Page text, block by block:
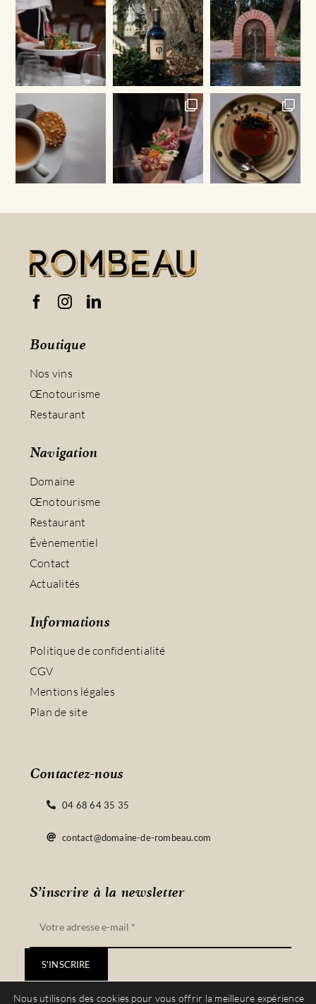
Boutique
Nos vins
Œnotourisme
Restaurant
Navigation
Domaine
Œnotourisme
Restaurant
Évènementiel
Contact
Actualités
Informations
Politique de confidentialité
CGV
Mentions légales
Plan de site
S’inscrire à la newsletter
S'INSCRIRE
Contactez-nous
04 68 64 35 35
contact@domaine-de-rombeau.com
Nous utilisons des cookies pour vous offrir la meilleure expérience